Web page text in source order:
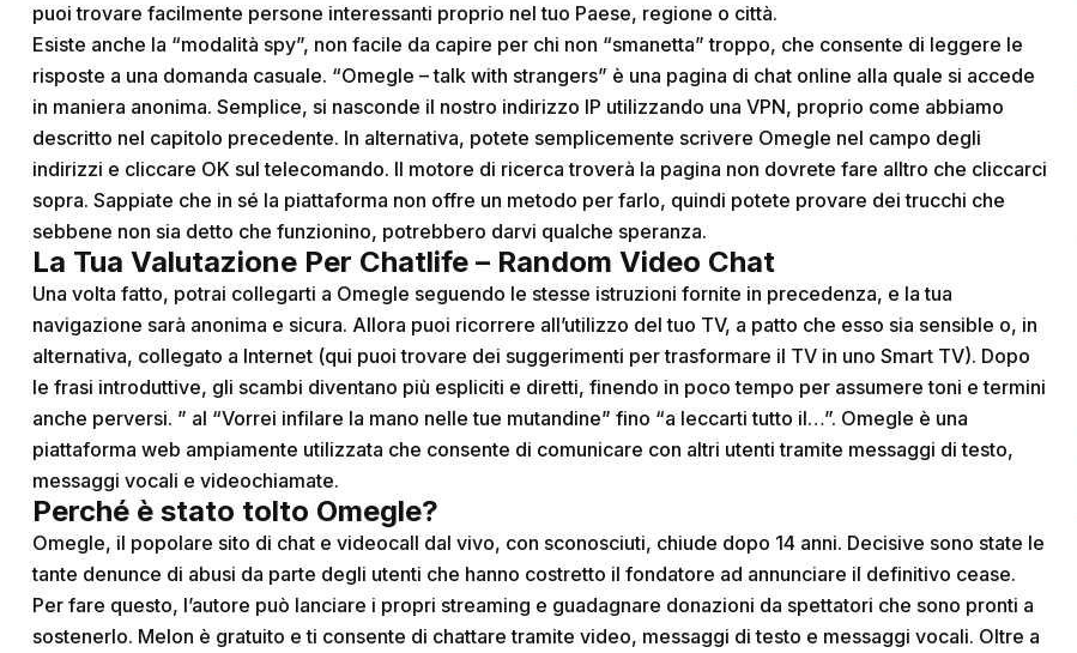
puoi trovare facilmente persone interessanti proprio nel tuo Paese, regione o città.
Esiste anche la “modalità spy”, non facile da capire per chi non “smanetta” troppo, che consente di leggere le
risposte a una domanda casuale. “Omegle – talk with strangers” è una pagina di chat online alla quale si accede
in maniera anonima. Semplice, si nasconde il nostro indirizzo IP utilizzando una VPN, proprio come abbiamo
descritto nel capitolo precedente. In alternativa, potete semplicemente scrivere Omegle nel campo degli
indirizzi e cliccare OK sul telecomando. Il motore di ricerca troverà la pagina non dovrete fare alltro che cliccarci
sopra. Sappiate che in sé la piattaforma non offre un metodo per farlo, quindi potete provare dei trucchi che
sebbene non sia detto che funzionino, potrebbero darvi qualche speranza.
La Tua Valutazione Per Chatlife – Random Video Chat
Una volta fatto, potrai collegarti a Omegle seguendo le stesse istruzioni fornite in precedenza, e la tua
navigazione sarà anonima e sicura. Allora puoi ricorrere all’utilizzo del tuo TV, a patto che esso sia sensible o, in
alternativa, collegato a Internet (qui puoi trovare dei suggerimenti per trasformare il TV in uno Smart TV). Dopo
le frasi introduttive, gli scambi diventano più espliciti e diretti, finendo in poco tempo per assumere toni e termini
anche perversi. ” al “Vorrei infilare la mano nelle tue mutandine” fino “a leccarti tutto il…”. Omegle è una
piattaforma web ampiamente utilizzata che consente di comunicare con altri utenti tramite messaggi di testo,
messaggi vocali e videochiamate.
Perché è stato tolto Omegle?
Omegle, il popolare sito di chat e videocall dal vivo, con sconosciuti, chiude dopo 14 anni. Decisive sono state le
tante denunce di abusi da parte degli utenti che hanno costretto il fondatore ad annunciare il definitivo cease.
Per fare questo, l’autore può lanciare i propri streaming e guadagnare donazioni da spettatori che sono pronti a
sostenerlo. Melon è gratuito e ti consente di chattare tramite video, messaggi di testo e messaggi vocali. Oltre a